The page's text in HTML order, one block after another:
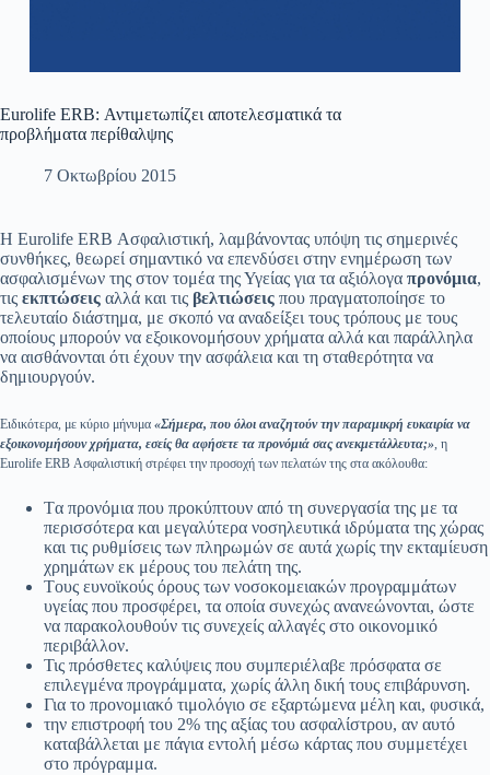
Eurolife ERB: Αντιμετωπίζει αποτελεσματικά τα
προβλήματα περίθαλψης
7 Οκτωβρίου 2015
Η Eurolife ERB Ασφαλιστική, λαμβάνοντας υπόψη τις σημερινές
συνθήκες, θεωρεί σημαντικό να επενδύσει στην ενημέρωση των
ασφαλισμένων της στον τομέα της Υγείας για τα αξιόλογα προνόμια,
τις εκπτώσεις αλλά και τις βελτιώσεις που πραγματοποίησε το
τελευταίο διάστημα, με σκοπό να αναδείξει τους τρόπους με τους
οποίους μπορούν να εξοικονομήσουν χρήματα αλλά και παράλληλα
να αισθάνονται ότι έχουν την ασφάλεια και τη σταθερότητα να
δημιουργούν.
Ειδικότερα, με κύριο μήνυμα «Σήμερα, που όλοι αναζητούν την παραμικρή ευκαιρία να
εξοικονομήσουν χρήματα, εσείς θα αφήσετε τα προνόμιά σας ανεκμετάλλευτα;», η
Eurolife ERB Ασφαλιστική στρέφει την προσοχή των πελατών της στα ακόλουθα:
Tα προνόμια που προκύπτουν από τη συνεργασία της με τα
περισσότερα και μεγαλύτερα νοσηλευτικά ιδρύματα της χώρας
και τις ρυθμίσεις των πληρωμών σε αυτά χωρίς την εκταμίευση
χρημάτων εκ μέρους του πελάτη της.
Tους ευνοϊκούς όρους των νοσοκομειακών προγραμμάτων
υγείας που προσφέρει, τα οποία συνεχώς ανανεώνονται, ώστε
να παρακολουθούν τις συνεχείς αλλαγές στο οικονομικό
περιβάλλον.
Τις πρόσθετες καλύψεις που συμπεριέλαβε πρόσφατα σε
επιλεγμένα προγράμματα, χωρίς άλλη δική τους επιβάρυνση.
Για το προνομιακό τιμολόγιο σε εξαρτώμενα μέλη και, φυσικά,
την επιστροφή του 2% της αξίας του ασφαλίστρου, αν αυτό
καταβάλλεται με πάγια εντολή μέσω κάρτας που συμμετέχει
στο πρόγραμμα.